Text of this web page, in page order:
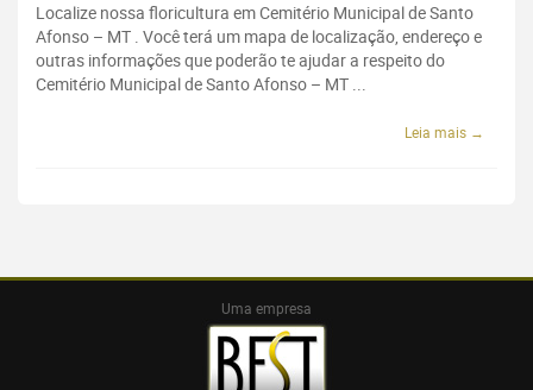
Localize nossa floricultura em Cemitério Municipal de Santo
Afonso – MT . Você terá um mapa de localização, endereço e
outras informações que poderão te ajudar a respeito do
Cemitério Municipal de Santo Afonso – MT ...
Leia mais →
Uma empresa